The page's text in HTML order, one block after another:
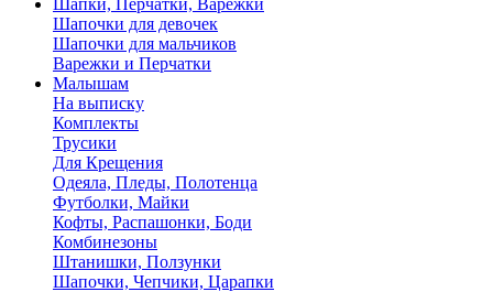
Шапки, Перчатки, Варежки
Шапочки для девочек
Шапочки для мальчиков
Варежки и Перчатки
Малышам
На выписку
Комплекты
Трусики
Для Крещения
Одеяла, Пледы, Полотенца
Футболки, Майки
Кофты, Распашонки, Боди
Комбинезоны
Штанишки, Ползунки
Шапочки, Чепчики, Царапки